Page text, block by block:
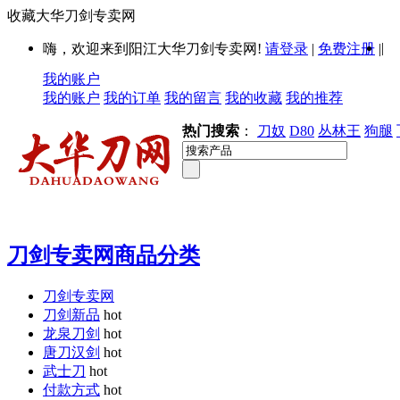
收藏大华刀剑专卖网
嗨，欢迎来到阳江大华刀剑专卖网! 请登录 | 免费注册 ||
我的账户
我的账户 我的订单 我的留言 我的收藏 我的推荐
热门搜索 ： 刀奴 D80 丛林王 狗腿
刀剑专卖网商品分类
刀剑专卖网
刀剑新品 hot
龙泉刀剑 hot
唐刀汉剑 hot
武士刀 hot
付款方式 hot